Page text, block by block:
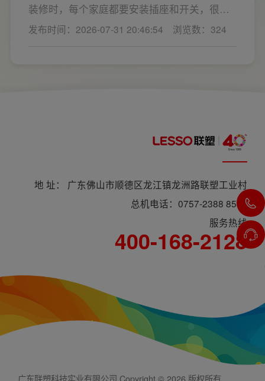
够，或者开关、插座的位置设置不合理，会给
今后的日常生活带来诸多不便，甚至留下安全
隐患。 所以装修前一定要精心规划开关、插座
装修时，每个家庭都要安装插座和开关，很多
业主在挑选家用开关电气套装之后，并不清楚
插座、开关合理的离地高度以及规范的安装方
发布时间：2026-07-31 20:46:54 浏览数：324
地 址： 广东佛山市顺德区龙江镇龙洲路联塑工业村
总机电话：0757-2388 8588
服务热线
400-168-2128
广东联塑科技实业有限公司 Copyright © 2026 版权所有